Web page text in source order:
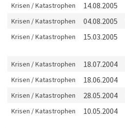
Krisen / Katastrophen 14.08.2005
Krisen / Katastrophen 04.08.2005
Krisen / Katastrophen 15.03.2005
Krisen / Katastrophen 18.07.2004
Krisen / Katastrophen 18.06.2004
Krisen / Katastrophen 28.05.2004
Krisen / Katastrophen 10.05.2004